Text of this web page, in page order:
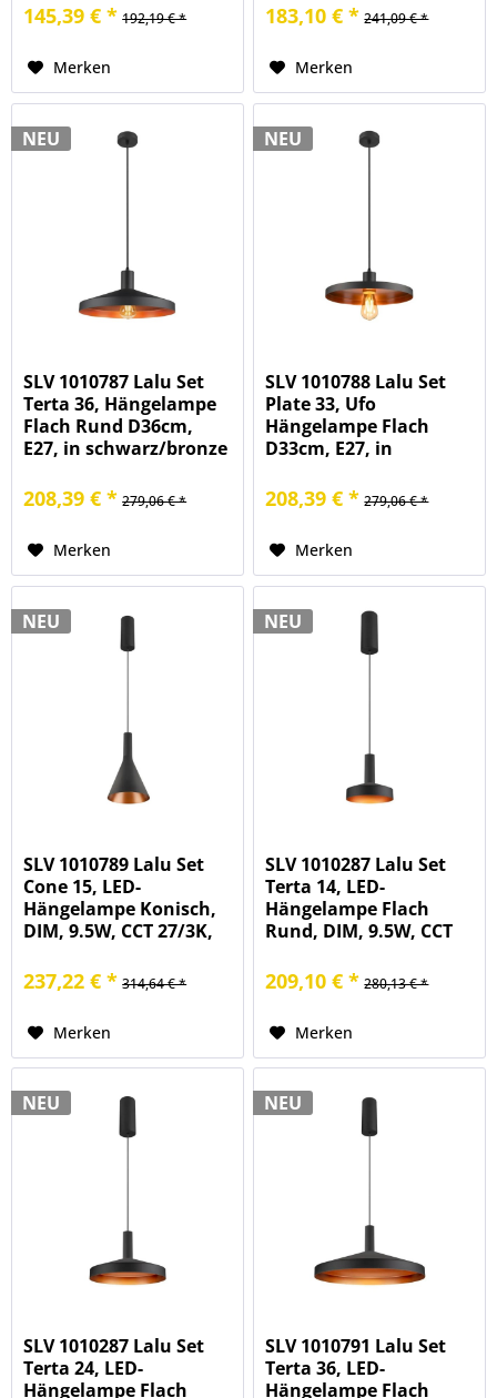
145,39 € * 192,19 € *
Merken
183,10 € * 241,09 € *
Merken
NEU
SLV 1010787 Lalu Set
Terta 36, Hängelampe
Flach Rund D36cm,
E27, in schwarz/bronze
208,39 € * 279,06 € *
Merken
NEU
SLV 1010788 Lalu Set
Plate 33, Ufo
Hängelampe Flach
D33cm, E27, in
208,39 € * 279,06 € *
Merken
NEU
SLV 1010789 Lalu Set
Cone 15, LED-
Hängelampe Konisch,
DIM, 9.5W, CCT 27/3K,
237,22 € * 314,64 € *
Merken
NEU
SLV 1010287 Lalu Set
Terta 14, LED-
Hängelampe Flach
Rund, DIM, 9.5W, CCT
schwarz/bronze
209,10 € * 280,13 € *
Merken
NEU
SLV 1010287 Lalu Set
Terta 24, LED-
Hängelampe Flach
NEU
SLV 1010791 Lalu Set
Terta 36, LED-
Hängelampe Flach